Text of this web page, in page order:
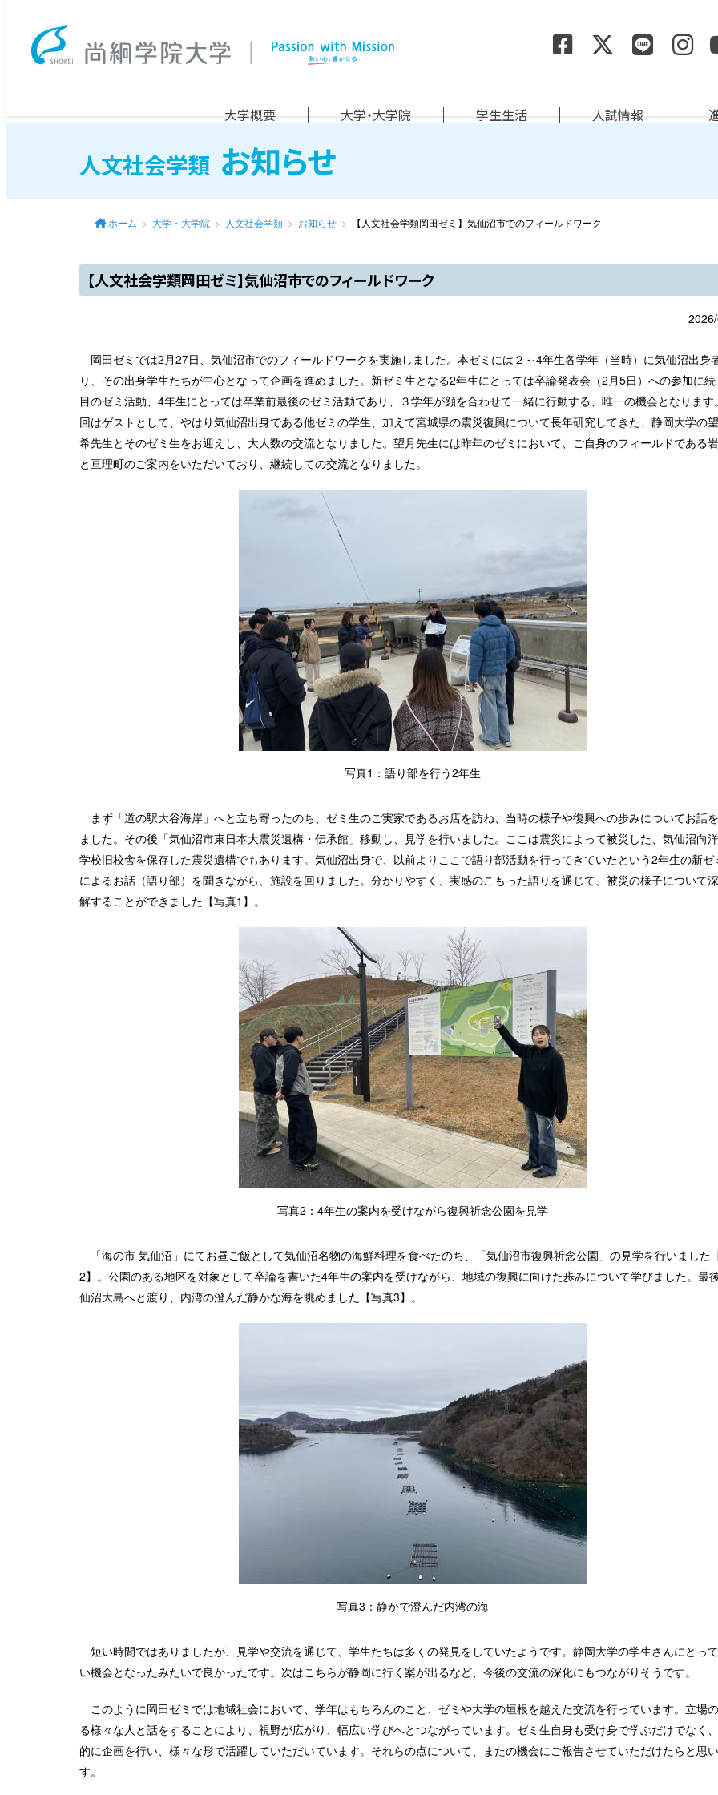
大学概要 大学・大学院 学生生活 入試情報
人文社会学類 お知らせ
ホーム 大学・大学院 人文社会学類 お知らせ 【人文社会学類岡田ゼミ】気仙沼市でのフィールドワーク
【人文社会学類岡田ゼミ】気仙沼市でのフィールドワーク
岡田ゼミでは2月27日、気仙沼市でのフィールドワークを実施しました。本ゼミには２～4年生各学年（当時）に気仙沼出身
り、その出身学生たちが中心となって企画を進めました。新ゼミ生となる2年生にとっては卒論発表会（2月5日）への参加に
目のゼミ活動、4年生にとっては卒業前最後のゼミ活動であり、３学年が顔を合わせて一緒に行動する、唯一の機会となります
回はゲストとして、やはり気仙沼出身である他ゼミの学生、加えて宮城県の震災復興について長年研究してきた、静岡大学の
希先生とそのゼミ生をお迎えし、大人数の交流となりました。望月先生には昨年のゼミにおいて、ご自身のフィールドである
と亘理町のご案内をいただいており、継続しての交流となりました。
写真1：語り部を行う2年生
まず「道の駅大谷海岸」へと立ち寄ったのち、ゼミ生のご実家であるお店を訪ね、当時の様子や復興への歩みについてお話
ました。その後「気仙沼市東日本大震災遺構・伝承館」移動し、見学を行いました。ここは震災によって被災した、気仙沼向
学校旧校舎を保存した震災遺構でもあります。気仙沼出身で、以前よりここで語り部活動を行ってきていたという2年生の新ゼ
によるお話（語り部）を聞きながら、施設を回りました。分かりやすく、実感のこもった語りを通じて、被災の様子について
解することができました【写真1】。
写真2：4年生の案内を受けながら復興祈念公園を見学
「海の市 気仙沼」にてお昼ご飯として気仙沼名物の海鮮料理を食べたのち、「気仙沼市復興祈念公園」の見学を行いました
2】。公園のある地区を対象として卒論を書いた4年生の案内を受けながら、地域の復興に向けた歩みについて学びました。最
仙沼大島へと渡り、内湾の澄んだ静かな海を眺めました【写真3】。
写真3：静かで澄んだ内湾の海
短い時間ではありましたが、見学や交流を通じて、学生たちは多くの発見をしていたようです。静岡大学の学生さんにとっ
い機会となったみたいで良かったです。次はこちらが静岡に行く案が出るなど、今後の交流の深化にもつながりそうです。
このように岡田ゼミでは地域社会において、学年はもちろんのこと、ゼミや大学の垣根を越えた交流を行っています。立場
る様々な人と話をすることにより、視野が広がり、幅広い学びへとつながっています。ゼミ生自身も受け身で学ぶだけでなく
的に企画を行い、様々な形で活躍していただいています。それらの点について、またの機会にご報告させていただけたらと思
す。